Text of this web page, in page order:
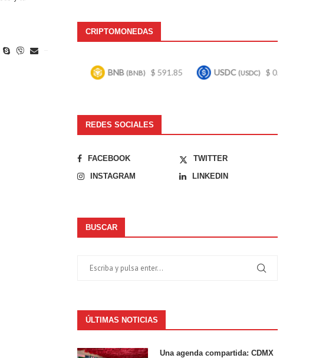
CRIPTOMONEDAS
(BNB) $ 591.85 USDC (USDC) $ 0.999667
REDES SOCIALES
FACEBOOK
TWITTER
INSTAGRAM
LINKEDIN
BUSCAR
ÚLTIMAS NOTICIAS
Una agenda compartida: CDMX